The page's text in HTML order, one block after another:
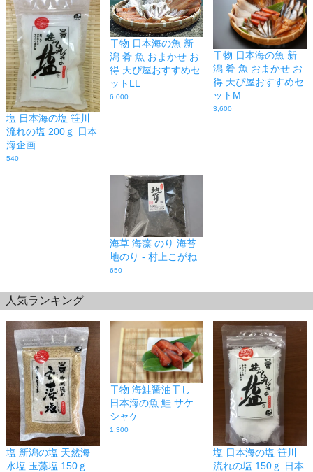
塩 日本海の塩 笹川
流れの塩 200ｇ 日本
海企画
540
干物 日本海の魚 新
潟 肴 魚 おまかせ お
得 天ぴ屋おすすめセ
ットLL
6,000
干物 日本海の魚 新
潟 肴 魚 おまかせ お
得 天ぴ屋おすすめセ
ットM
3,600
海草 海藻 のり 海苔
地のり - 村上こがね
650
人気ランキング
塩 新潟の塩 天然海
水塩 玉藻塩 150ｇ
干物 海鮭醤油干し
日本海の魚 鮭 サケ
シャケ
1,300
塩 日本海の塩 笹川
流れの塩 150ｇ 日本